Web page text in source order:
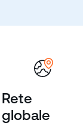
Rete
globale